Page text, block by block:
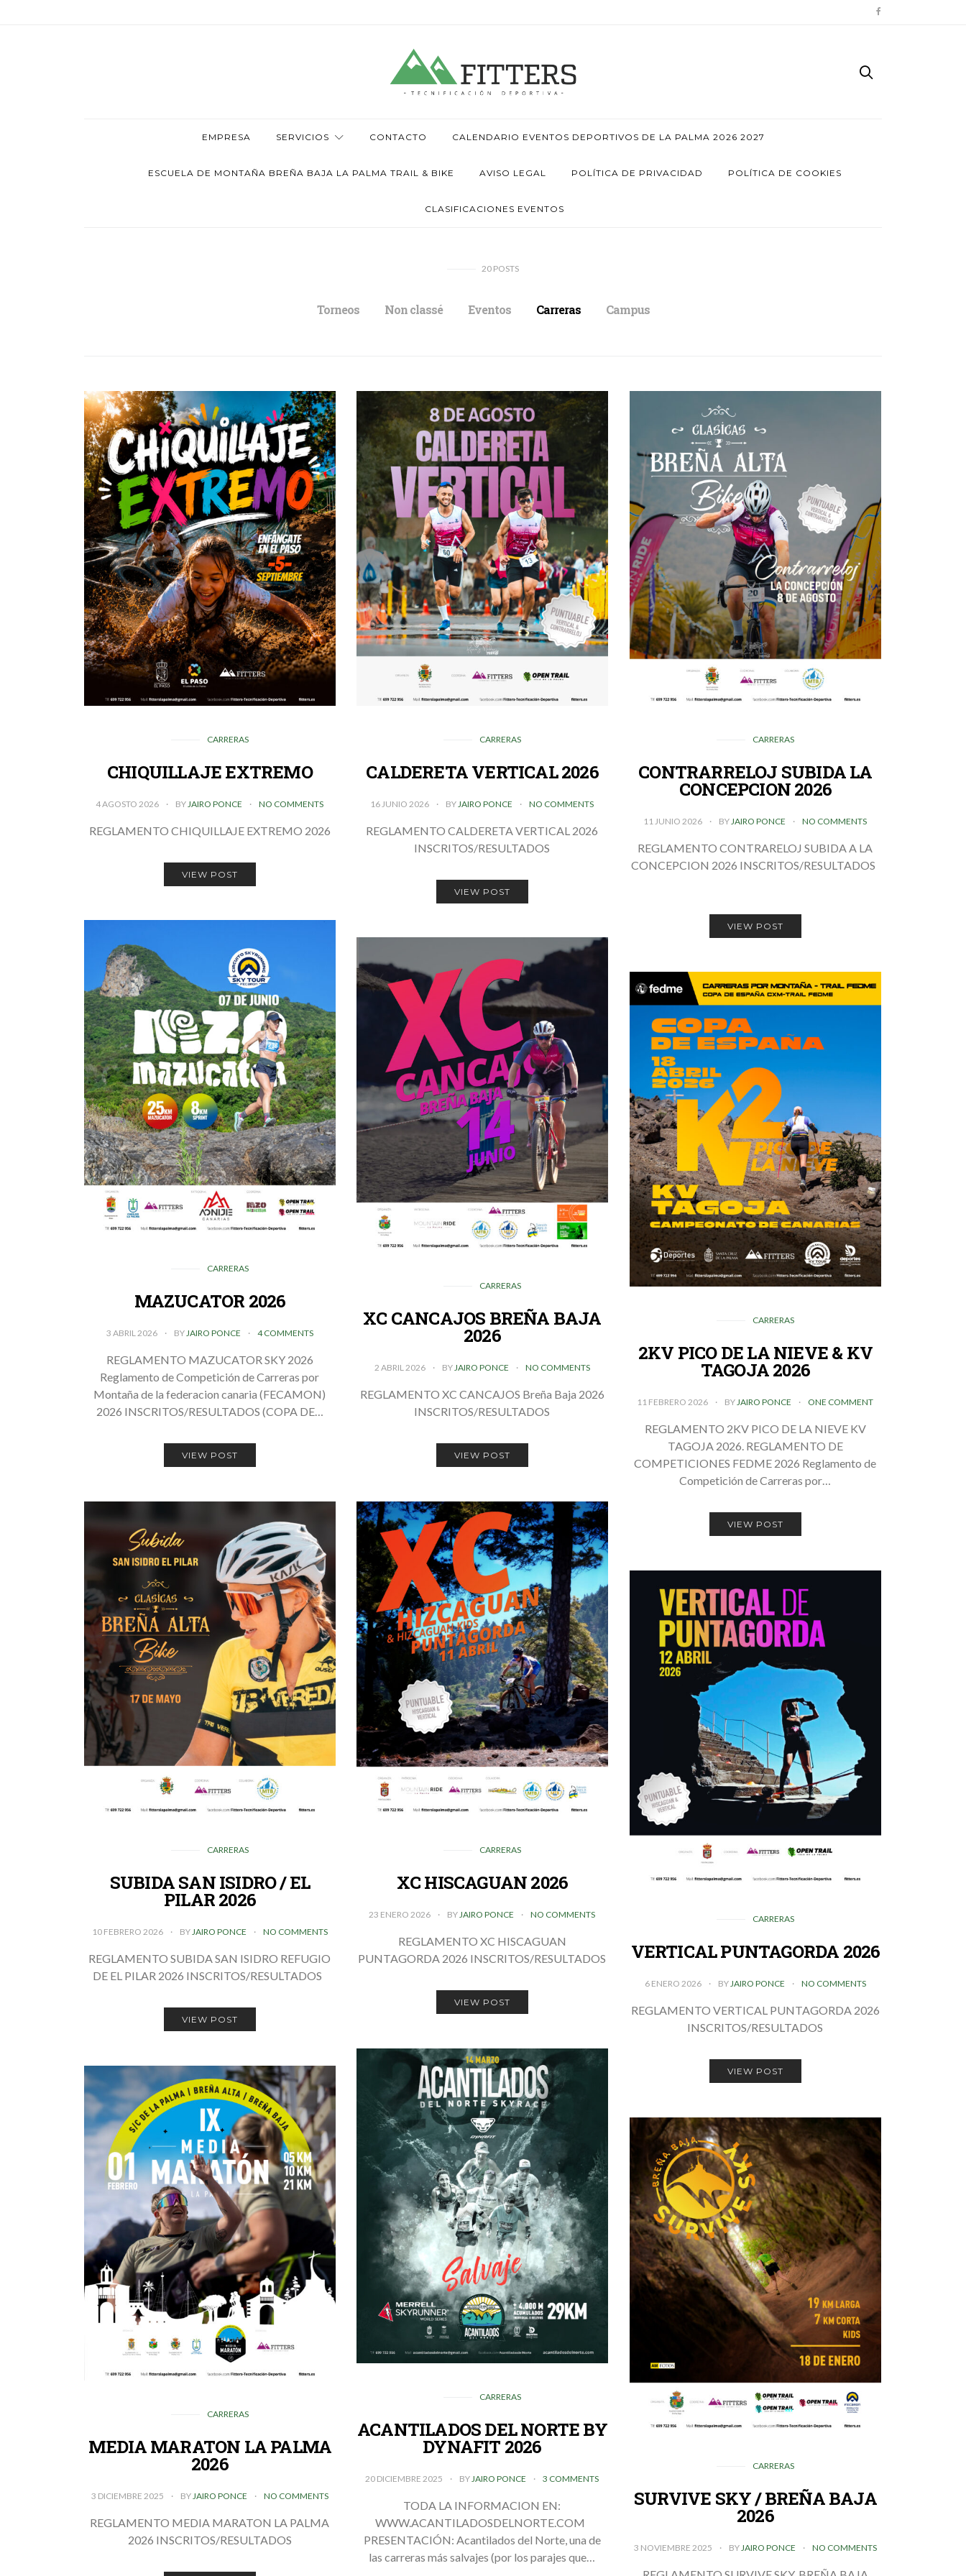
EMPRESA SERVICIOS CONTACTO CALENDARIO EVENTOS DEPORTIVOS DE LA PALMA 2026 2027
ESCUELA DE MONTAÑA BREÑA BAJA LA PALMA TRAIL & BIKE AVISO LEGAL POLÍTICA DE PRIVACIDAD POLÍTICA DE COOKIES
CLASIFICACIONES EVENTOS
20 POSTS
Torneos Non classé Eventos Carreras Campus
CARRERAS
CHIQUILLAJE EXTREMO
4 AGOSTO 2026 BY JAIRO PONCE NO COMMENTS
REGLAMENTO CHIQUILLAJE EXTREMO 2026
VIEW POST
CARRERAS
CALDERETA VERTICAL 2026
16 JUNIO 2026 BY JAIRO PONCE NO COMMENTS
REGLAMENTO CALDERETA VERTICAL 2026
INSCRITOS/RESULTADOS
VIEW POST
CARRERAS
CONTRARRELOJ SUBIDA LA
CONCEPCION 2026
11 JUNIO 2026 BY JAIRO PONCE NO COMMENTS
REGLAMENTO CONTRARELOJ SUBIDA A LA
CONCEPCION 2026 INSCRITOS/RESULTADOS
VIEW POST
CARRERAS
MAZUCATOR 2026
3 ABRIL 2026 BY JAIRO PONCE 4 COMMENTS
REGLAMENTO MAZUCATOR SKY 2026
Reglamento de Competición de Carreras por
Montaña de la federacion canaria (FECAMON)
2026 INSCRITOS/RESULTADOS (COPA DE…
VIEW POST
CARRERAS
XC CANCAJOS BREÑA BAJA
2026
2 ABRIL 2026 BY JAIRO PONCE NO COMMENTS
REGLAMENTO XC CANCAJOS Breña Baja 2026
INSCRITOS/RESULTADOS
VIEW POST
CARRERAS
2KV PICO DE LA NIEVE & KV
TAGOJA 2026
11 FEBRERO 2026 BY JAIRO PONCE ONE COMMENT
REGLAMENTO 2KV PICO DE LA NIEVE KV
TAGOJA 2026. REGLAMENTO DE
COMPETICIONES FEDME 2026 Reglamento de
Competición de Carreras por…
VIEW POST
CARRERAS
SUBIDA SAN ISIDRO / EL
PILAR 2026
10 FEBRERO 2026 BY JAIRO PONCE NO COMMENTS
REGLAMENTO SUBIDA SAN ISIDRO REFUGIO
DE EL PILAR 2026 INSCRITOS/RESULTADOS
VIEW POST
CARRERAS
XC HISCAGUAN 2026
23 ENERO 2026 BY JAIRO PONCE NO COMMENTS
REGLAMENTO XC HISCAGUAN
PUNTAGORDA 2026 INSCRITOS/RESULTADOS
VIEW POST
CARRERAS
VERTICAL PUNTAGORDA 2026
6 ENERO 2026 BY JAIRO PONCE NO COMMENTS
REGLAMENTO VERTICAL PUNTAGORDA 2026
INSCRITOS/RESULTADOS
VIEW POST
CARRERAS
ACANTILADOS DEL NORTE BY
DYNAFIT 2026
20 DICIEMBRE 2025 BY JAIRO PONCE 3 COMMENTS
TODA LA INFORMACION EN:
WWW.ACANTILADOSDELNORTE.COM
PRESENTACIÓN: Acantilados del Norte, una de
las carreras más salvajes (por los parajes que…
CARRERAS
MEDIA MARATON LA PALMA
2026
3 DICIEMBRE 2025 BY JAIRO PONCE NO COMMENTS
REGLAMENTO MEDIA MARATON LA PALMA
2026 INSCRITOS/RESULTADOS
CARRERAS
SURVIVE SKY / BREÑA BAJA
2026
3 NOVIEMBRE 2025 BY JAIRO PONCE NO COMMENTS